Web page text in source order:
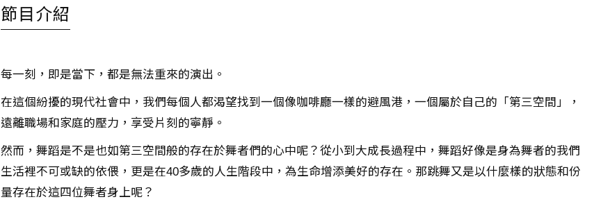
節目介紹
每一刻，即是當下，都是無法重來的演出。
在這個紛擾的現代社會中，我們每個人都渴望找到一個像咖啡廳一樣的避風港，一個屬於自己的「第三空間」，
遠離職場和家庭的壓力，享受片刻的寧靜。
然而，舞蹈是不是也如第三空間般的存在於舞者們的心中呢？從小到大成長過程中，舞蹈好像是身為舞者的我們
生活裡不可或缺的依偎，更是在40多歲的人生階段中，為生命增添美好的存在。那跳舞又是以什麼樣的狀態和份
量存在於這四位舞者身上呢？